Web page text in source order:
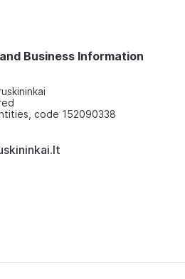
Business Information
code 152090338